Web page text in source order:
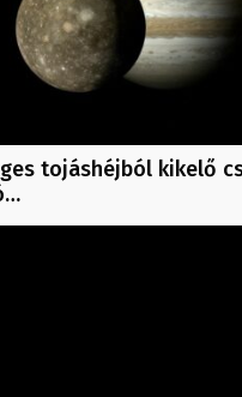
tojáshéjból kikelő